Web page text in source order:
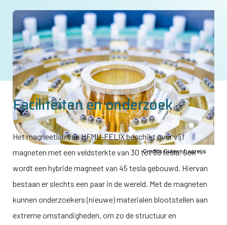
Afbeelding
Credits Gideon Laureijs
Faciliteiten en onderzoek
Het magneetlab van HFML-FELIX beschikt over vijf
magneten met een veldsterkte van 30 tot 38 tesla. Ook
wordt een hybride magneet van 45 tesla gebouwd. Hiervan
bestaan er slechts een paar in de wereld. Met de magneten
kunnen onderzoekers (nieuwe) materialen blootstellen aan
extreme omstandigheden, om zo de structuur en